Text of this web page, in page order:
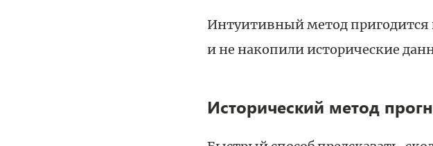
Интуитивный метод
и не накопили исторические
Исторический метод